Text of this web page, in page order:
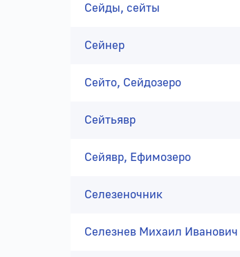
Сейды, сейты
Сейнер
Сейто, Сейдозеро
Сейтьявр
Сейявр, Ефимозеро
Селезеночник
Селезнев Михаил Иванович